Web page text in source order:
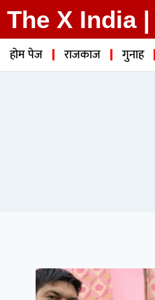
The X India |
होम पेज राजकाज गुनाह